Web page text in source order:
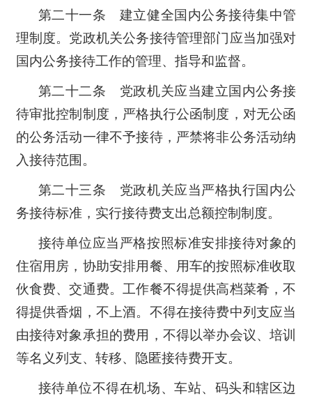
第二十一条 建立健全国内公务接待集中管
理制度。党政机关公务接待管理部门应当加强对
国内公务接待工作的管理、指导和监督。
第二十二条 党政机关应当建立国内公务接
待审批控制制度，严格执行公函制度，对无公函
的公务活动一律不予接待，严禁将非公务活动纳
入接待范围。
第二十三条 党政机关应当严格执行国内公
务接待标准，实行接待费支出总额控制制度。
接待单位应当严格按照标准安排接待对象的
住宿用房，协助安排用餐、用车的按照标准收取
伙食费、交通费。工作餐不得提供高档菜肴，不
得提供香烟，不上酒。不得在接待费中列支应当
由接待对象承担的费用，不得以举办会议、培训
等名义列支、转移、隐匿接待费开支。
接待单位不得在机场、车站、码头和辖区边